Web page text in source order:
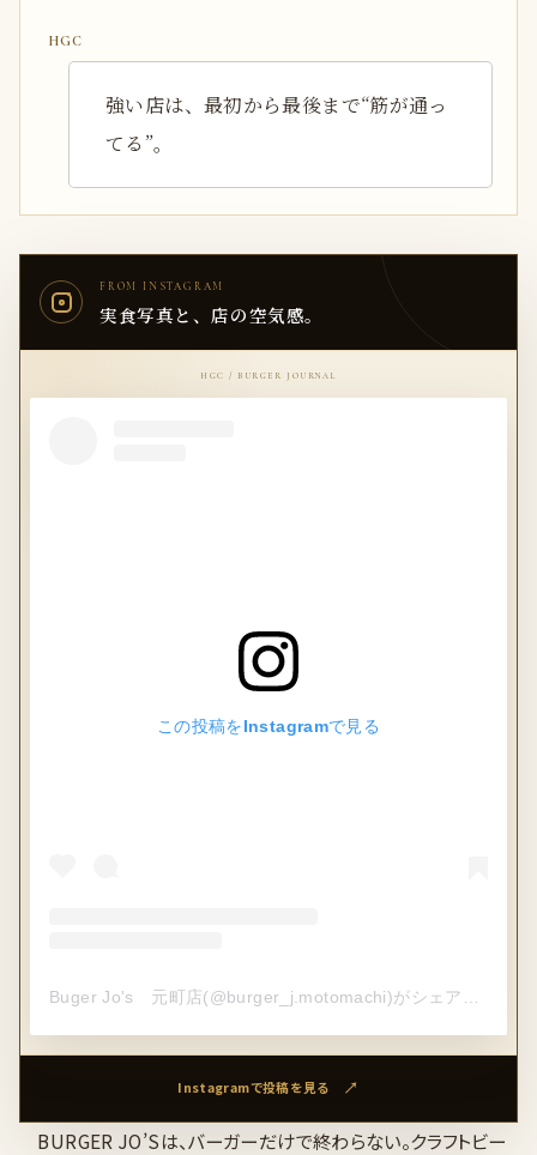
強い店は、最初から最後まで“筋が通っ
てる”。
FROM INSTAGRAM
実食写真と、店の空気感。
この投稿をInstagramで見る
Instagramで投稿を見る
BURGER JO’Sは、バーガーだけで終わらない。クラフトビー